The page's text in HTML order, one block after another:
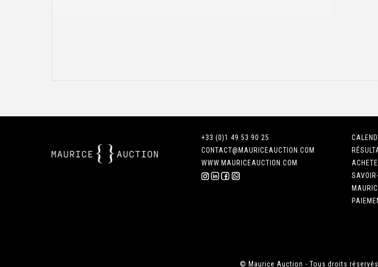
+33 (0)1 49 53 90 25
CONTACT@MAURICEAUCTION.COM
WWW.MAURICEAUCTION.COM
© Maurice Auction - Tous droits réservés